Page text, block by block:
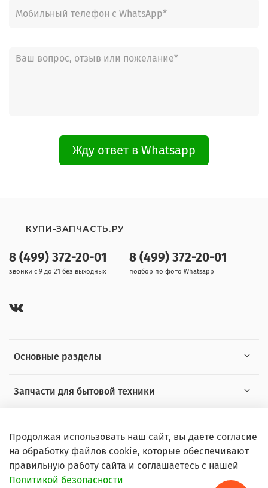
Жду ответ в Whatsapp
Основные разделы
Запчасти для бытовой техники
8 (499) 372-20-01
звонки с 9 до 21 без выходных
8 (499) 372-20-01
подбор по фото Whatsapp
КУПИ-ЗАПЧАСТЬ.РУ
Продолжая использовать наш сайт, вы даете согласие
на обработку файлов cookie, которые обеспечивают
правильную работу сайта и соглашаетесь с нашей
Политикой безопасности